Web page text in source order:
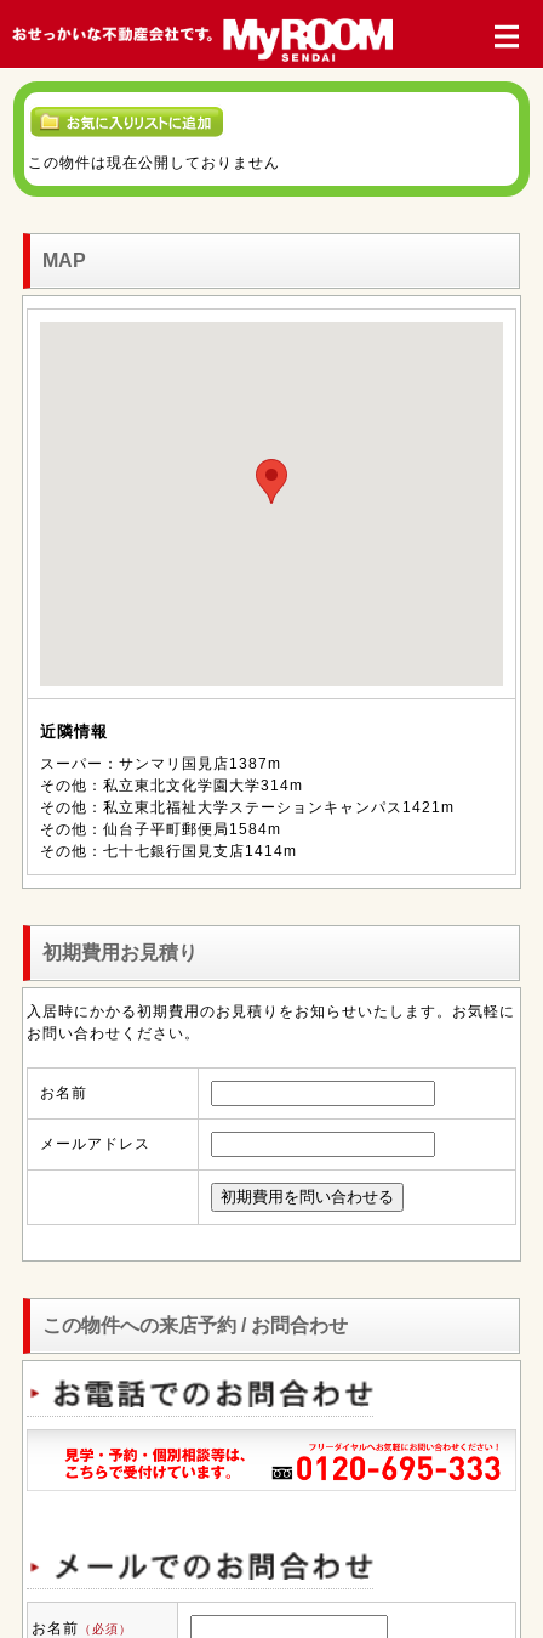
この物件は現在公開しておりません
MAP
近隣情報
スーパー：サンマリ国見店1387m
その他：私立東北文化学園大学314m
その他：私立東北福祉大学ステーションキャンパス1421m
その他：仙台子平町郵便局1584m
その他：七十七銀行国見支店1414m
初期費用お見積り
入居時にかかる初期費用のお見積りをお知らせいたします。お気軽に
お問い合わせください。
お名前
メールアドレス
この物件への来店予約 / お問合わせ
お名前 （必須）